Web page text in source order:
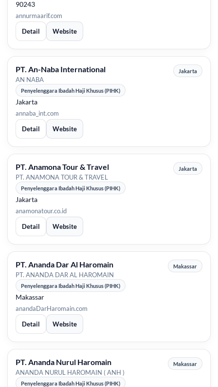
90243
annurmaarif.com
Detail
Website
PT. An-Naba International
AN NABA
Jakarta
Penyelenggara Ibadah Haji Khusus (PIHK)
Jakarta
annaba_int.com
Detail
Website
PT. Anamona Tour & Travel
PT. ANAMONA TOUR & TRAVEL
Jakarta
Penyelenggara Ibadah Haji Khusus (PIHK)
Jakarta
anamonatour.co.id
Detail
Website
PT. Ananda Dar Al Haromain
PT. ANANDA DAR AL HAROMAIN
Makassar
Penyelenggara Ibadah Haji Khusus (PIHK)
Makassar
anandaDarHaromain.com
Detail
Website
PT. Ananda Nurul Haromain
ANANDA NURUL HAROMAIN ( ANH )
Makassar
Penyelenggara Ibadah Haji Khusus (PIHK)